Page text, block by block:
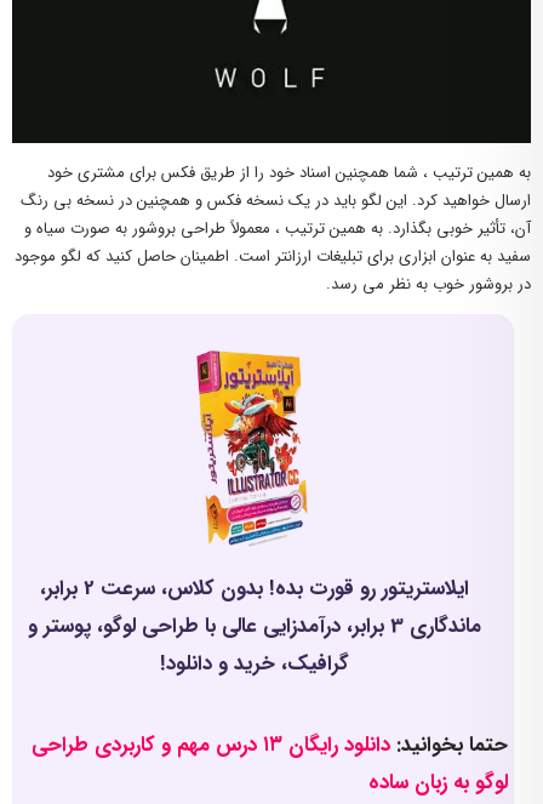
به همین ترتیب ، شما همچنین اسناد خود را از طریق فکس برای مشتری خود
ارسال خواهید کرد. این لگو باید در یک نسخه فکس و همچنین در نسخه بی رنگ
آن، تأثیر خوبی بگذارد. به همین ترتیب ، معمولاً طراحی بروشور به صورت سیاه و
سفید به عنوان ابزاری برای تبلیغات ارزانتر است. اطمینان حاصل کنید که لگو موجود
در بروشور خوب به نظر می رسد.
ایلاستریتور رو قورت بده! بدون کلاس، سرعت 2 برابر،
ماندگاری 3 برابر، درآمدزایی عالی با طراحی لوگو، پوستر و
گرافیک، خرید و دانلود!
حتما بخوانید:
دانلود رایگان ۱۳ درس مهم و کاربردی طراحی
لوگو به زبان ساده